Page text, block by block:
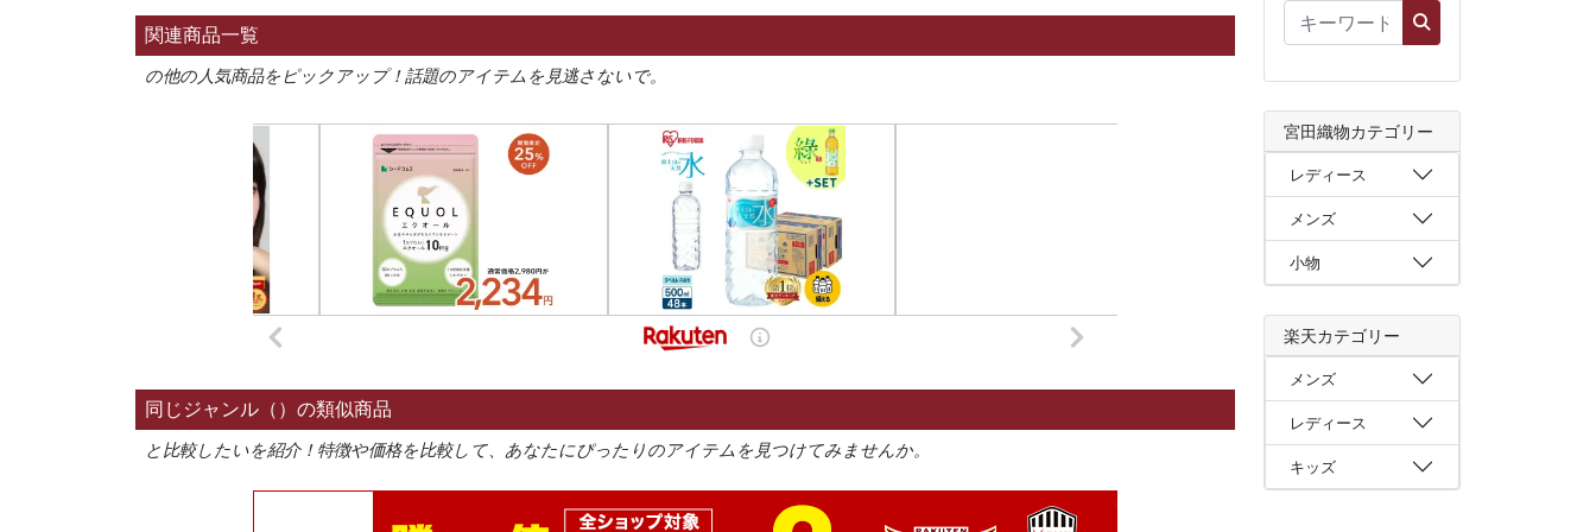
関連商品一覧
の他の人気商品をピックアップ！話題のアイテムを見逃さないで。
同じジャンル（）の類似商品
と比較したいを紹介！特徴や価格を比較して、あなたにぴったりのアイテムを見つけてみませんか。
宮田織物カテゴリー
レディース
メンズ
小物
楽天カテゴリー
メンズ
レディース
キッズ